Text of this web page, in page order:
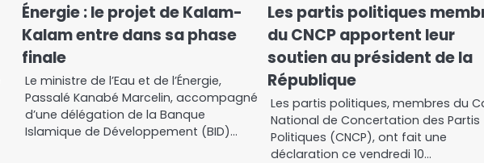
Énergie : le projet de Kalam-
Kalam entre dans sa phase
finale
Le ministre de l’Eau et de l’Énergie,
Passalé Kanabé Marcelin, accompagné
d’une délégation de la Banque
Islamique de Développement (BID)…
Les partis politiques
du CNCP apportent leur
soutien au président de la
République
Les partis politiques, membres du
National de Concertation des Partis
Politiques (CNCP), ont fait une
déclaration ce vendredi 10…